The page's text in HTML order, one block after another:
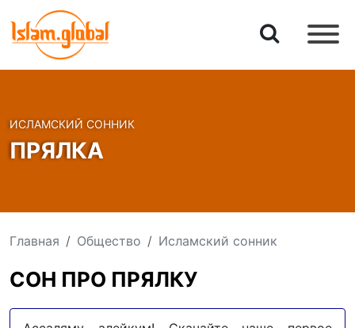
ИСЛАМСКИЙ СОННИК
ПРЯЛКА
Главная Общество Исламский сонник
СОН ПРО ПРЯЛКУ